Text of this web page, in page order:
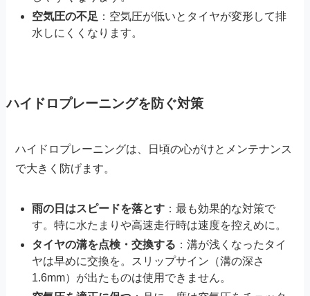
空気圧の不足 ：空気圧が低いとタイヤが変形して排
水しにくくなります。
ハイドロプレーニングを防ぐ対策
ハイドロプレーニングは、日頃の心がけとメンテナンス
で大きく防げます。
雨の日はスピードを落とす ：最も効果的な対策で
す。特に水たまりや高速走行時は速度を控えめに。
タイヤの溝を点検・交換する ：溝が浅くなったタイ
ヤは早めに交換を。スリップサイン（溝の深さ
1.6mm）が出たものは使用できません。